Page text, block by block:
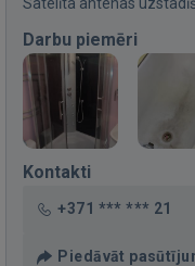
Darbu piemēri
Kontakti
+371 *** *** 21
Piedāvāt